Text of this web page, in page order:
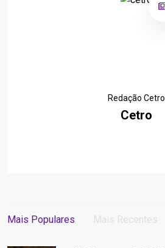
Redação Cetro
Cetro
Mais Populares Mais Recentes